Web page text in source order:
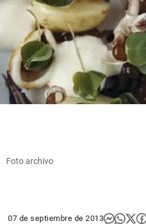
Foto archivo
07 de septiembre de 2013